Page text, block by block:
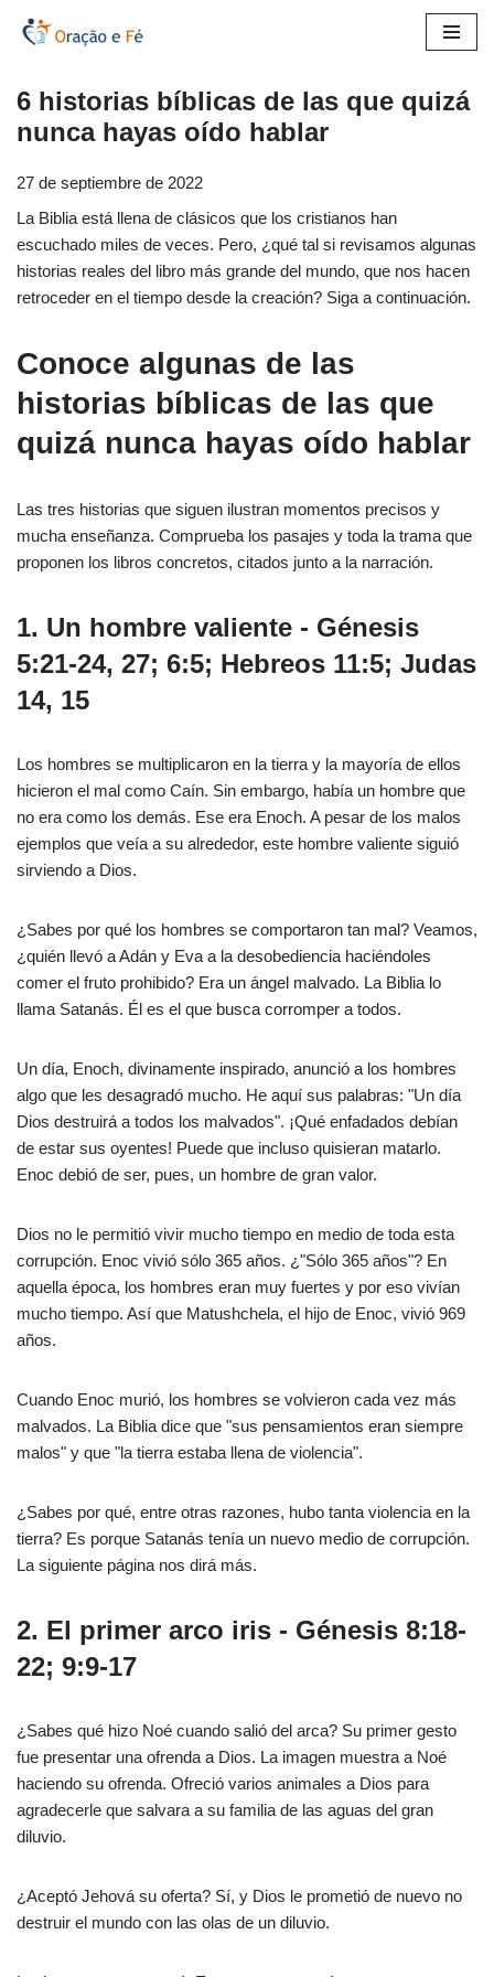
contenido
6 historias bíblicas de las que quizá
nunca hayas oído hablar
27 de septiembre de 2022
La Biblia está llena de clásicos que los cristianos han
escuchado miles de veces. Pero, ¿qué tal si revisamos algunas
historias reales del libro más grande del mundo, que nos hacen
retroceder en el tiempo desde la creación? Siga a continuación.
Conoce algunas de las
historias bíblicas de las que
quizá nunca hayas oído hablar
Las tres historias que siguen ilustran momentos precisos y
mucha enseñanza. Comprueba los pasajes y toda la trama que
proponen los libros concretos, citados junto a la narración.
1. Un hombre valiente - Génesis
5:21-24, 27; 6:5; Hebreos 11:5; Judas
14, 15
Los hombres se multiplicaron en la tierra y la mayoría de ellos
hicieron el mal como Caín. Sin embargo, había un hombre que
no era como los demás. Ese era Enoch. A pesar de los malos
ejemplos que veía a su alrededor, este hombre valiente siguió
sirviendo a Dios.
¿Sabes por qué los hombres se comportaron tan mal? Veamos,
¿quién llevó a Adán y Eva a la desobediencia haciéndoles
comer el fruto prohibido? Era un ángel malvado. La Biblia lo
llama Satanás. Él es el que busca corromper a todos.
Un día, Enoch, divinamente inspirado, anunció a los hombres
algo que les desagradó mucho. He aquí sus palabras: "Un día
Dios destruirá a todos los malvados". ¡Qué enfadados debían
de estar sus oyentes! Puede que incluso quisieran matarlo.
Enoc debió de ser, pues, un hombre de gran valor.
Dios no le permitió vivir mucho tiempo en medio de toda esta
corrupción. Enoc vivió sólo 365 años. ¿"Sólo 365 años"? En
aquella época, los hombres eran muy fuertes y por eso vivían
mucho tiempo. Así que Matushchela, el hijo de Enoc, vivió 969
años.
Cuando Enoc murió, los hombres se volvieron cada vez más
malvados. La Biblia dice que "sus pensamientos eran siempre
malos" y que "la tierra estaba llena de violencia".
¿Sabes por qué, entre otras razones, hubo tanta violencia en la
tierra? Es porque Satanás tenía un nuevo medio de corrupción.
La siguiente página nos dirá más.
2. El primer arco iris - Génesis 8:18-
22; 9:9-17
¿Sabes qué hizo Noé cuando salió del arca? Su primer gesto
fue presentar una ofrenda a Dios. La imagen muestra a Noé
haciendo su ofrenda. Ofreció varios animales a Dios para
agradecerle que salvara a su familia de las aguas del gran
diluvio.
¿Aceptó Jehová su oferta? Sí, y Dios le prometió de nuevo no
destruir el mundo con las olas de un diluvio.